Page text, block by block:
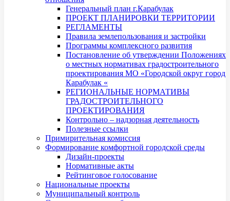
Генеральный план г.Карабулак
ПРОЕКТ ПЛАНИРОВКИ ТЕРРИТОРИИ
РЕГЛАМЕНТЫ
Правила землепользования и застройки
Программы комплексного развития
Постановление об утверждении Положениях
о местных нормативах градостроительного
проектирования МО «Городской округ город
Карабулак «
РЕГИОНАЛЬНЫЕ НОРМАТИВЫ
ГРАДОСТРОИТЕЛЬНОГО
ПРОЕКТИРОВАНИЯ
Контрольно – надзорная деятельность
Полезные ссылки
Примирительная комиссия
Формирование комфортной городской среды
Дизайн-проекты
Нормативные акты
Рейтинговое голосование
Национальные проекты
Муниципальный контроль